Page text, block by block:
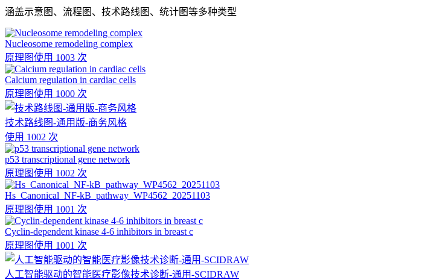
涵盖示意图、流程图、技术路线图、统计图等多种类型
Nucleosome remodeling complex
原理图使用 1003 次
Calcium regulation in cardiac cells
原理图使用 1000 次
技术路线图-通用版-商务风格
使用 1002 次
p53 transcriptional gene network
原理图使用 1002 次
Hs_Canonical_NF-kB_pathway_WP4562_20251103
原理图使用 1001 次
Cyclin-dependent kinase 4-6 inhibitors in breast c
原理图使用 1001 次
人工智能驱动的智能医疗影像技术诊断-通用-SCIDRAW